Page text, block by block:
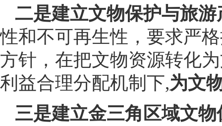
二是建立文物保护与旅
性和不可再生性，要求严
方针，在把文物资源转化
利益合理分配机制下,为文
三是建立金三角区域文